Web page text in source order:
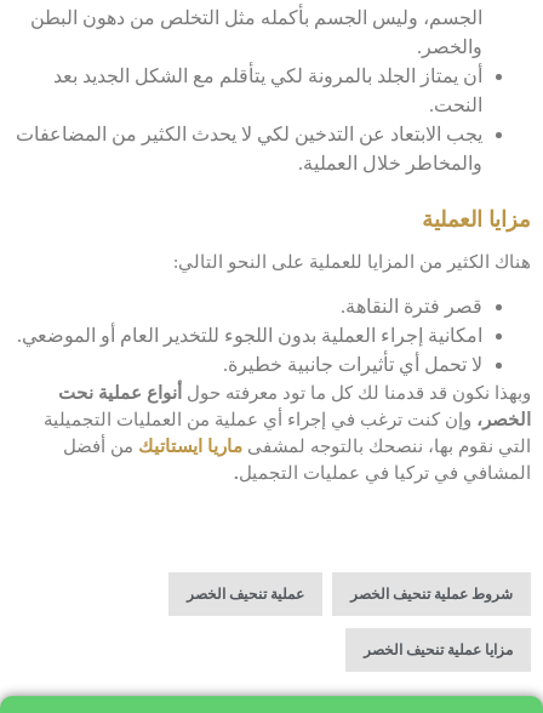
الجسم، وليس الجسم بأكمله مثل التخلص من دهون البطن
والخصر.
أن يمتاز الجلد بالمرونة لكي يتأقلم مع الشكل الجديد بعد
النحت.
يجب الابتعاد عن التدخين لكي لا يحدث الكثير من المضاعفات
والمخاطر خلال العملية.
مزايا العملية
هناك الكثير من المزايا للعملية على النحو التالي:
قصر فترة النقاهة.
امكانية إجراء العملية بدون اللجوء للتخدير العام أو الموضعي.
لا تحمل أي تأثيرات جانبية خطيرة.
وبهذا نكون قد قدمنا لك كل ما تود معرفته حول أنواع عملية نحت
الخصر، وإن كنت ترغب في إجراء أي عملية من العمليات التجميلية
التي نقوم بها، ننصحك بالتوجه لمشفى ماريا ايستاتيك من أفضل
المشافي في تركيا في عمليات التجميل.
شروط عملية تنحيف الخصر عملية تنحيف الخصر
مزايا عملية تنحيف الخصر